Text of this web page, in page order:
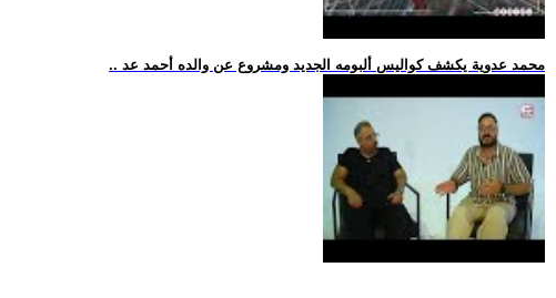
.. محمد عدوية يكشف كواليس ألبومه الجديد ومشروع عن والده أحمد عد